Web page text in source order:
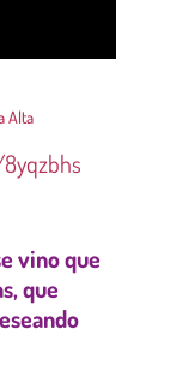
Alta
vino que
que